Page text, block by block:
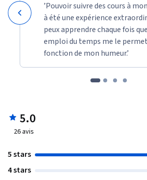
’Pouvoir suivre des cours à
à été une expérience
peux apprendre chaque fois
emploi du temps me le
fonction de mon humeur.’
5.0
26 avis
5 stars
4 stars